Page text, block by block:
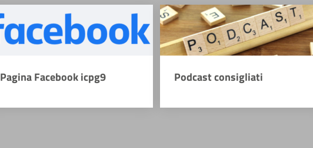
Pagina Facebook icpg9 Podcast consigliati